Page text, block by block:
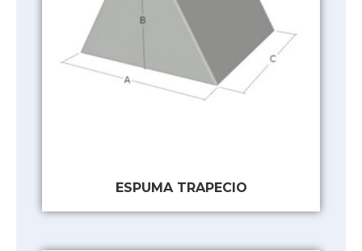
ESPUMA TRAPECIO